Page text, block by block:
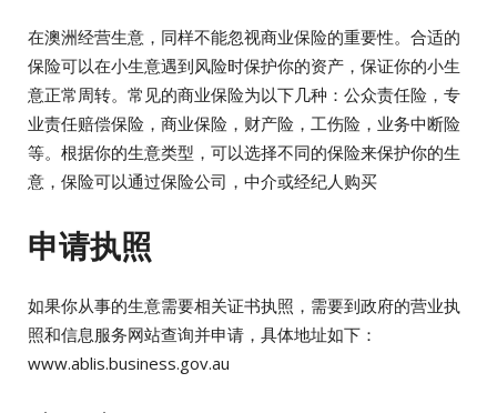
在澳洲经营生意，同样不能忽视商业保险的重要性。合适的
保险可以在小生意遇到风险时保护你的资产，保证你的小生
意正常周转。常见的商业保险为以下几种：公众责任险，专
业责任赔偿保险，商业保险，财产险，工伤险，业务中断险
等。根据你的生意类型，可以选择不同的保险来保护你的生
意，保险可以通过保险公司，中介或经纪人购买
申请执照
如果你从事的生意需要相关证书执照，需要到政府的营业执
照和信息服务网站查询并申请，具体地址如下：
www.ablis.business.gov.au